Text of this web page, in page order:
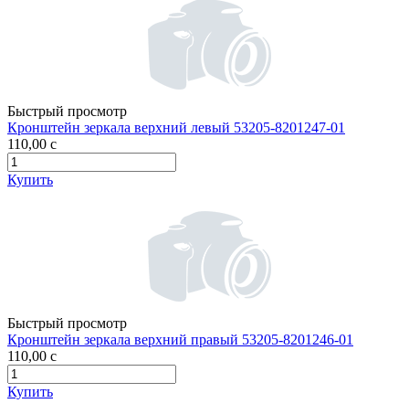
Быстрый просмотр
Кронштейн зеркала верхний левый 53205-8201247-01
110,00 c
Купить
Быстрый просмотр
Кронштейн зеркала верхний правый 53205-8201246-01
110,00 c
Купить